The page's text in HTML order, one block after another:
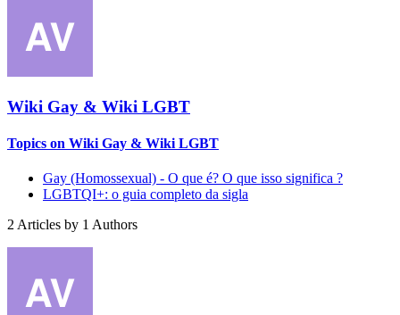
Wiki Gay & Wiki LGBT
Topics on Wiki Gay & Wiki LGBT
Gay (Homossexual) - O que é? O que isso significa ?
LGBTQI+: o guia completo da sigla
2 Articles by 1 Authors